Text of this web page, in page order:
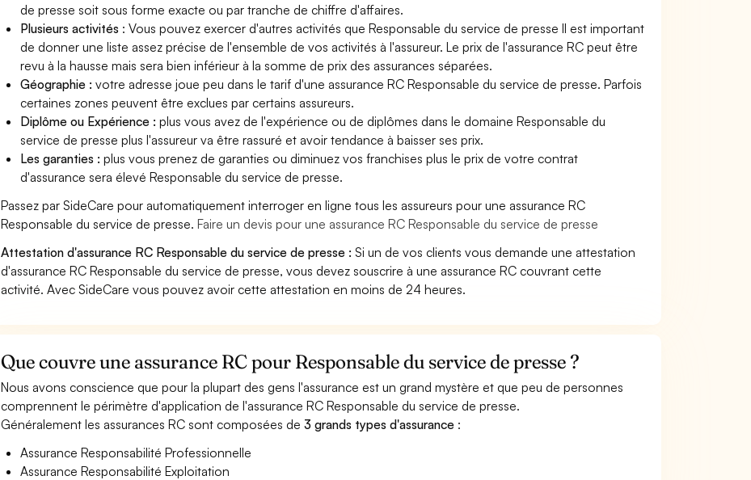
de presse soit sous forme exacte ou par tranche de chiffre d'affaires.
Plusieurs activités : Vous pouvez exercer d'autres activités que Responsable du service de presse Il est important
de donner une liste assez précise de l'ensemble de vos activités à l'assureur. Le prix de l'assurance RC peut être
revu à la hausse mais sera bien inférieur à la somme de prix des assurances séparées.
Géographie :votre adresse joue peu dans le tarif d'une assurance RC Responsable du service de presse. Parfois
certaines zones peuvent être exclues par certains assureurs.
Diplôme ou Expérience :plus vous avez de l'expérience ou de diplômes dans le domaine Responsable du
service de presse plus l'assureur va être rassuré et avoir tendance à baisser ses prix.
Les garanties :plus vous prenez de garanties ou diminuez vos franchises plus le prix de votre contrat
d'assurance sera élevé Responsable du service de presse.
Passez par SideCare pour automatiquement interroger en ligne tous les assureurs pour une assurance RC
Responsable du service de presse.Faire un devis pour une assurance RC Responsable du service de presse
Attestation d'assurance RC Responsable du service de presse : Si un de vos clients vous demande une attestation
d'assurance RC Responsable du service de presse, vous devez souscrire à une assurance RC couvrant cette
activité. Avec SideCare vous pouvez avoir cette attestation en moins de 24 heures.
Que couvre une assurance RC pour Responsable du service de presse ?
Nous avons conscience que pour la plupart des gens l'assurance est un grand mystère et que peu de personnes
comprennent le périmètre d'application de l'assurance RC Responsable du service de presse.
Généralement les assurances RC sont composées de3 grands types d'assurance :
Assurance Responsabilité Professionnelle
Assurance Responsabilité Exploitation